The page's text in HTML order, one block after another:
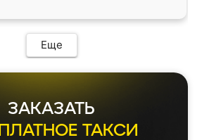
Еще
ЗАКАЗАТЬ
ТАКСИ